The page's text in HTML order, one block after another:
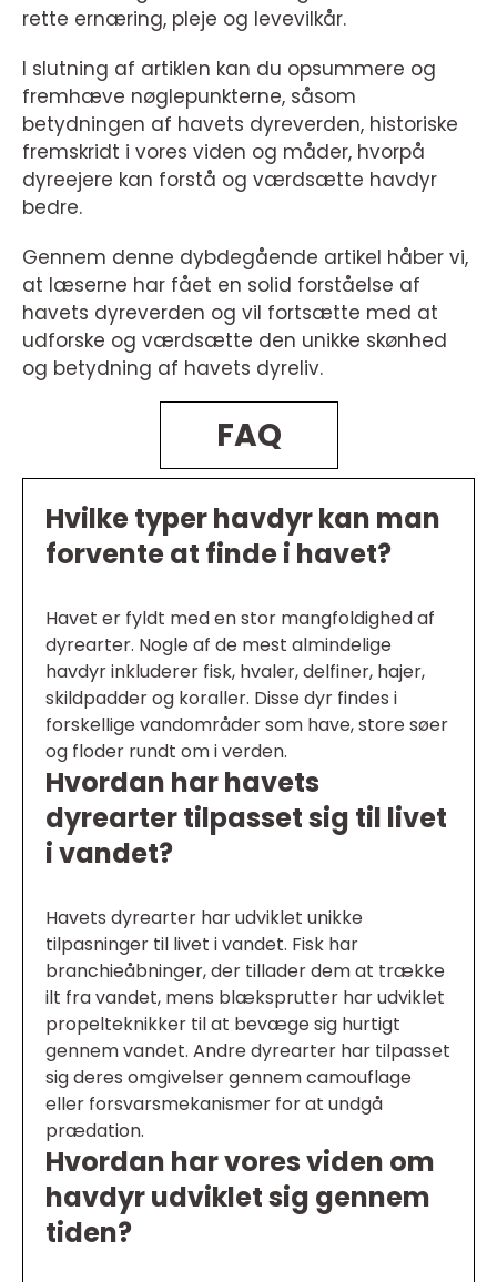
rette ernæring, pleje og levevilkår.
I slutning af artiklen kan du opsummere og
fremhæve nøglepunkterne, såsom
betydningen af havets dyreverden, historiske
fremskridt i vores viden og måder, hvorpå
dyreejere kan forstå og værdsætte havdyr
bedre.
Gennem denne dybdegående artikel håber vi,
at læserne har fået en solid forståelse af
havets dyreverden og vil fortsætte med at
udforske og værdsætte den unikke skønhed
og betydning af havets dyreliv.
FAQ
Hvilke typer havdyr kan man
forvente at finde i havet?
Havet er fyldt med en stor mangfoldighed af
dyrearter. Nogle af de mest almindelige
havdyr inkluderer fisk, hvaler, delfiner, hajer,
skildpadder og koraller. Disse dyr findes i
forskellige vandområder som have, store søer
og floder rundt om i verden.
Hvordan har havets
dyrearter tilpasset sig til livet
i vandet?
Havets dyrearter har udviklet unikke
tilpasninger til livet i vandet. Fisk har
branchieåbninger, der tillader dem at trække
ilt fra vandet, mens blæksprutter har udviklet
propelteknikker til at bevæge sig hurtigt
gennem vandet. Andre dyrearter har tilpasset
sig deres omgivelser gennem camouflage
eller forsvarsmekanismer for at undgå
prædation.
Hvordan har vores viden om
havdyr udviklet sig gennem
tiden?